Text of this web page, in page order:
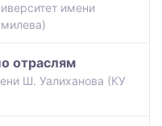
имени
отраслям
Ш. Уалиханова (КУ